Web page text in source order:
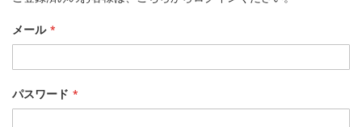
メール
パスワード